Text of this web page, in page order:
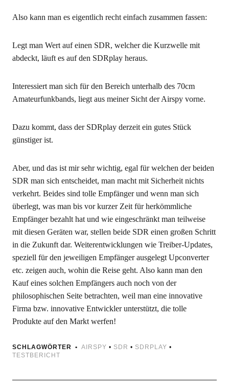
Also kann man es eigentlich recht einfach zusammen fassen:
Legt man Wert auf einen SDR, welcher die Kurzwelle mit
abdeckt, läuft es auf den SDRplay heraus.
Interessiert man sich für den Bereich unterhalb des 70cm
Amateurfunkbands, liegt aus meiner Sicht der Airspy vorne.
Dazu kommt, dass der SDRplay derzeit ein gutes Stück
günstiger ist.
Aber, und das ist mir sehr wichtig, egal für welchen der beiden
SDR man sich entscheidet, man macht mit Sicherheit nichts
verkehrt. Beides sind tolle Empfänger und wenn man sich
überlegt, was man bis vor kurzer Zeit für herkömmliche
Empfänger bezahlt hat und wie eingeschränkt man teilweise
mit diesen Geräten war, stellen beide SDR einen großen Schritt
in die Zukunft dar. Weiterentwicklungen wie Treiber-Updates,
speziell für den jeweiligen Empfänger ausgelegt Upconverter
etc. zeigen auch, wohin die Reise geht. Also kann man den
Kauf eines solchen Empfängers auch noch von der
philosophischen Seite betrachten, weil man eine innovative
Firma bzw. innovative Entwickler unterstützt, die tolle
Produkte auf den Markt werfen!
SCHLAGWÖRTER AIRSPY • SDR • SDRPLAY •
TESTBERICHT